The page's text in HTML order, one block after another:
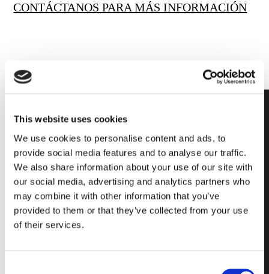
This website uses cookies
We use cookies to personalise content and ads, to
provide social media features and to analyse our traffic.
We also share information about your use of our site with
our social media, advertising and analytics partners who
may combine it with other information that you’ve
provided to them or that they’ve collected from your use
of their services.
CONTÁCTANOS PARA MÁS INFORMACIÓN
Beauty and
flexibility for
projects in
warmth, and